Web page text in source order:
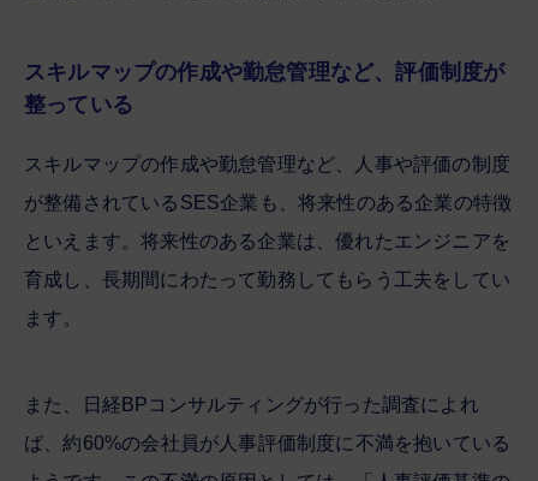
スキルマップの作成や勤怠管理など、評価制度が
整っている
スキルマップの作成や勤怠管理など、人事や評価の制度
が整備されているSES企業も、将来性のある企業の特徴
といえます。将来性のある企業は、優れたエンジニアを
育成し、長期間にわたって勤務してもらう工夫をしてい
ます。
また、日経BPコンサルティングが行った調査によれ
ば、約60%の会社員が人事評価制度に不満を抱いている